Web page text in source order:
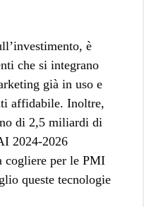
è
che si integrano
già in uso e
affidabile. Inoltre,
di 2,5 miliardi di
2024-2026
cogliere per le PMI
queste tecnologie